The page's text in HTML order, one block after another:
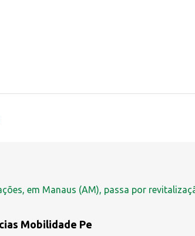
em Manaus (AM), passa por
Mobilidade Pe